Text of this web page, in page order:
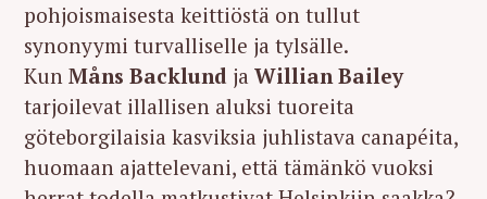
pohjoismaisesta keittiöstä on tullut
synonyymi turvalliselle ja tylsälle.
Kun Måns Backlund ja Willian Bailey
tarjoilevat illallisen aluksi tuoreita
göteborgilaisia kasviksia juhlistava canapéita,
huomaan ajattelevani, että tämänkö vuoksi